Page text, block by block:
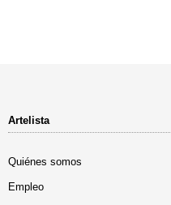
Artelista
Quiénes somos
Empleo